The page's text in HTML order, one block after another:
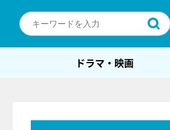
ドラマ・映画